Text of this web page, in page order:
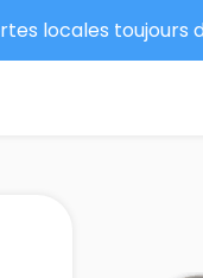
locales toujours